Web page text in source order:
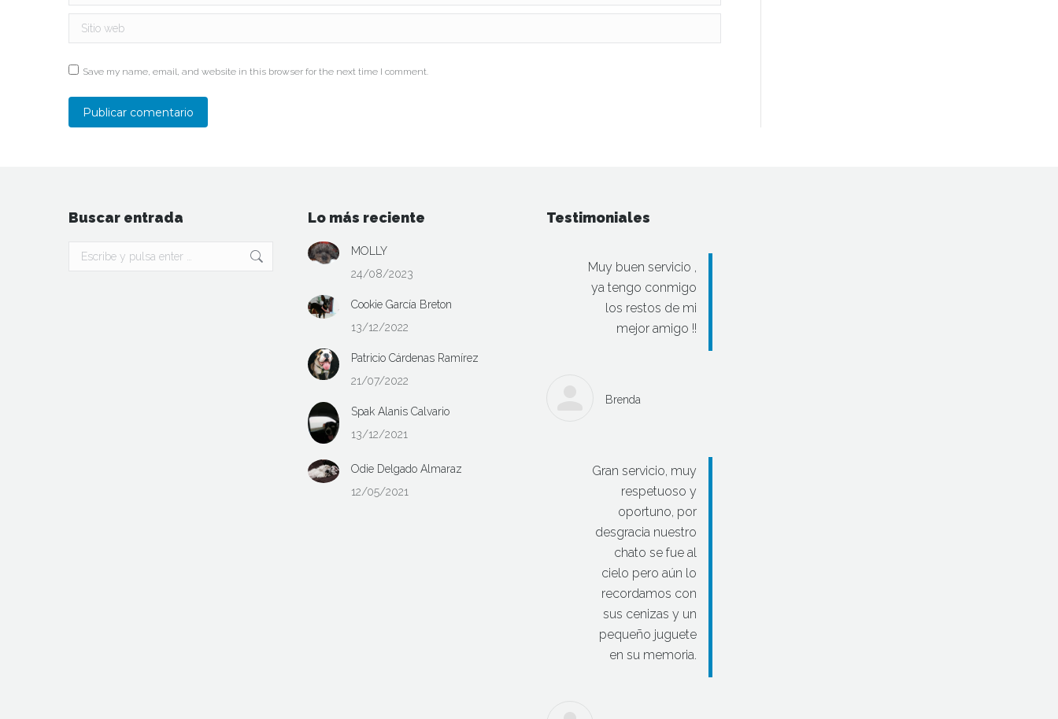
Sitio web
Save my name, email, and website in this browser for the next time I comment.
Publicar comentario
Buscar entrada
Buscar:
Lo más reciente
MOLLY
24/08/2023
Cookie García Breton
13/12/2022
Patricio Cárdenas Ramírez
21/07/2022
Spak Alanis Calvario
13/12/2021
Odie Delgado Almaraz
12/05/2021
Testimoniales
Muy buen servicio ,
ya tengo conmigo
los restos de mi
mejor amigo !!
Brenda
Gran servicio, muy
respetuoso y
oportuno, por
desgracia nuestro
chato se fue al
cielo pero aún lo
recordamos con
sus cenizas y un
pequeño juguete
en su memoria.